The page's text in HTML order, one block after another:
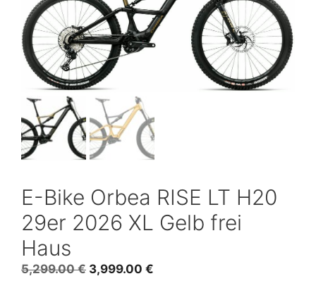
E-Bike Orbea RISE LT H20
29er 2026 XL Gelb frei
Haus
5,299.00€ Ursprünglicher
3,999.00 €